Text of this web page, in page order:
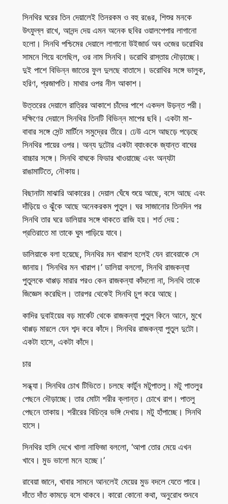
সিনথির ঘরের তিন দেয়ালেই তিনরকম ও বহু রঙের, শিশুর মনকে
উৎফুল্ল রাখে, আনন্দ দেয় এমন অনেক ছবির ওয়ালপেপার লাগানো
হলো। সিনথি পশ্চিমের দেয়ালে লাগানো উইজার্ড অব ওজের ডরোথির
সামনে গিয়ে বলেছিল, ওর নাম সিনথি। ডরোথি রাস্তায় দৌড়াচ্ছে।
দুই পাশে বিভিন্ন জাতের ফুল দুলছে বাতাসে। ডরোথির সঙ্গে ভালুক,
হরিণ, প্রজাপতি। মাথার ওপর নীল আকাশ।
উত্তরের দেয়ালে রাত্রির আকাশে চাঁদের পাশে একদল উড়ন্ত পরী।
দক্ষিণের দেয়ালে সিনথির তিনটি বিভিন্ন মাপের ছবি। একটা মা-
বাবার সঙ্গে সেন্ট মার্টিনে সমুদ্রের তীরে। ঢেউ এসে আছড়ে পড়েছে
সিনথির পায়ের ওপর। অন্য দুটোর একটা ব্যাংককে জ্যান্ত বাঘের
বাচ্চার সঙ্গে। সিনথি বাঘকে ফিডার খাওয়াচ্ছে এবং অন্যটা
রাঙামাটিতে, নৌকায়।
বিছানাটা মাঝারি আকারের। দেয়াল ঘেঁষে শুয়ে আছে, বসে আছে এবং
দাঁড়িয়ে ও ঝুঁকে আছে অনেকরকম পুতুল। ঘর সাজানোর তিনদিন পর
সিনথি তার ঘরে ডালিয়ার সঙ্গে থাকতে রাজি হয়। শর্ত দেয় :
প্রতিরাতে মা তাকে ঘুম পাড়িয়ে যাবে।
ডালিয়াকে বলা হয়েছে, সিনথির মন খারাপ হলেই যেন রাবেয়াকে সে
জানায়। ‘সিনথির মন খারাপ।’ ডালিয়া বললো, সিনথি রাজকন্যা
পুতুলকে থাপ্পড় মারার পরও কেন রাজকন্যা কাঁদলো না, সিনথি তাকে
জিজ্ঞেস করেছিল। তারপর থেকেই সিনথি চুপ করে আছে।
কাদির দুবাইয়ের বড় মার্কেট থেকে রাজকন্যা পুতুল কিনে আনে, মুখে
থাপ্পড় মারলে যেন শব্দ করে কাঁদে। সিনথির রাজকন্যা পুতুল দুটো।
একটা হাসে, একটা কাঁদে।
চার
সন্ধ্যা। সিনথির চোখ টিভিতে। চলছে কার্টুন মটুপাতলু। মটু পাতলুর
পেছনে দৌড়াচ্ছে। তার মোটা শরীর ক্লান্ত। চোখে রাগ। পাতলু
পেছনে তাকায়। শরীরের বিচিত্র ভঙ্গি দেখায়। মটু হাঁপাচ্ছে। সিনথি
হাসে।
সিনথির হাসি দেখে খালা নাফিজা বললো, ‘আপা তোর মেয়ে এখন
খাবে। মুড ভালো মনে হচ্ছে।’
রাবেয়া জানে, খাবার সামনে আনলেই মেয়ের মুড বদলে যেতে পারে।
দাঁতে দাঁত কামড়ে বসে থাকবে। কারো কোনো কথা, অনুরোধ শুনবে